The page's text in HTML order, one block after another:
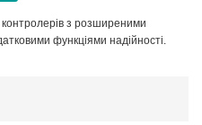
з розширеними
функціями надійності.